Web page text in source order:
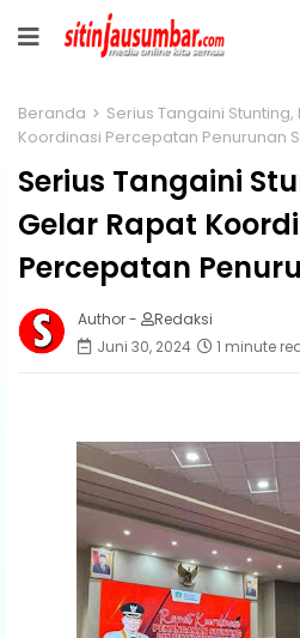
Beranda
Serius Tangaini
Koordinasi Percepatan Penurunan
Serius Tangaini
Gelar Rapat
Percepatan
Author -
Redaksi
Juni 30, 2024
1 minute